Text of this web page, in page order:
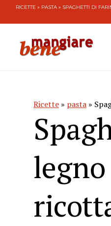
RICETTE » PASTA » SPAGHETTI DI
Ricette » pasta »